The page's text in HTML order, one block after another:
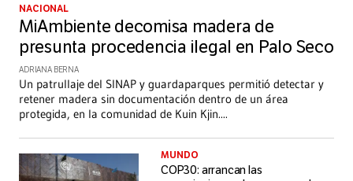
NACIONAL
MiAmbiente decomisa madera de
presunta procedencia ilegal en Palo Seco
ADRIANA BERNA
Un patrullaje del SINAP y guardaparques permitió detectar y
retener madera sin documentación dentro de un área
protegida, en la comunidad de Kuin Kjin....
MUNDO
COP30: arrancan las